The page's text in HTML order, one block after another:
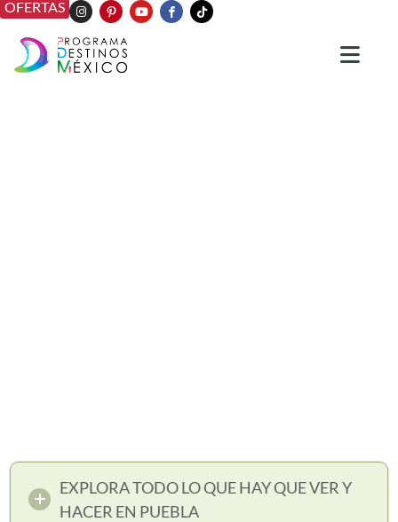
OFERTAS
EXPLORA TODO LO QUE HAY QUE VER Y
HACER EN PUEBLA